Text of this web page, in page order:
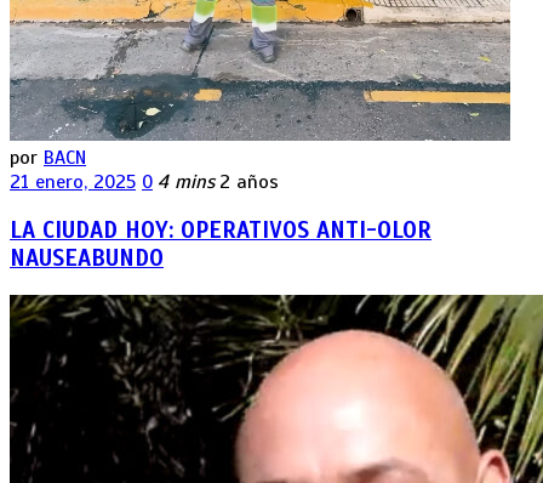
por BACN
21 enero, 2025 0 4 mins 2 años
LA CIUDAD HOY: OPERATIVOS ANTI-OLOR
NAUSEABUNDO